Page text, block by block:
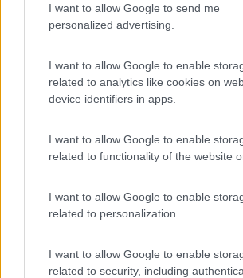
I want to allow Google to send me
personalized advertising.
I want to allow Google to enable
related to analytics like cookies on
device identifiers in apps.
I want to allow Google to enable
related to functionality of the website
I want to allow Google to enable
related to personalization.
I want to allow Google to enable
related to security, including
14933
In risposta al messaggio dialva.it del19/11/2017
Quindi sei dell'idea che il pannello solare, tramite il
...
ci sono gnu gnu che hanno super regolatori,
super super tutto...ah ah